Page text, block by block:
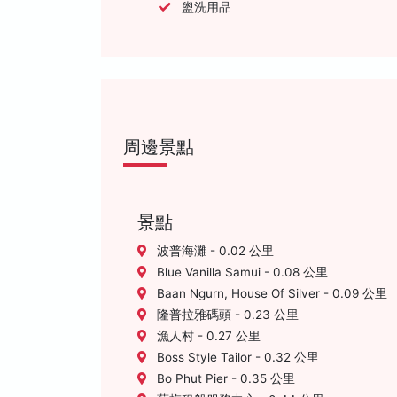
盥洗用品
周邊景點
景點
波普海灘 - 0.02 公里
Blue Vanilla Samui - 0.08 公里
Baan Ngurn, House Of Silver - 0.09 公里
隆普拉雅碼頭 - 0.23 公里
漁人村 - 0.27 公里
Boss Style Tailor - 0.32 公里
Bo Phut Pier - 0.35 公里